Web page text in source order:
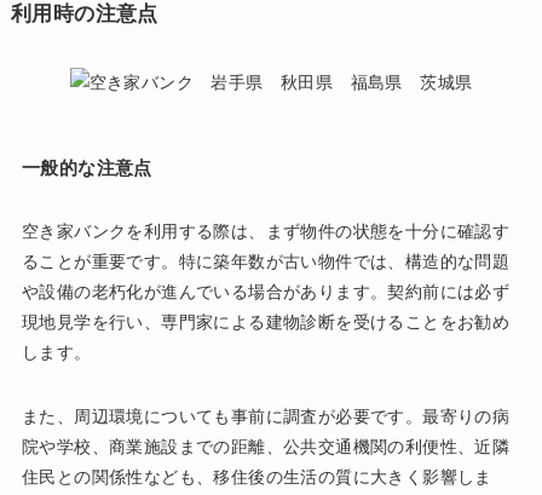
利用時の注意点
一般的な注意点
空き家バンクを利用する際は、まず物件の状態を十分に確認す
ることが重要です。特に築年数が古い物件では、構造的な問題
や設備の老朽化が進んでいる場合があります。契約前には必ず
現地見学を行い、専門家による建物診断を受けることをお勧め
します。
また、周辺環境についても事前に調査が必要です。最寄りの病
院や学校、商業施設までの距離、公共交通機関の利便性、近隣
住民との関係性なども、移住後の生活の質に大きく影響しま